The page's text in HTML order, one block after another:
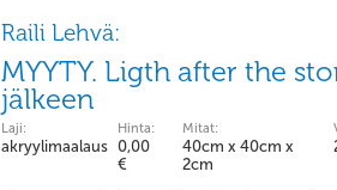
Raili Lehvä:
MYYTY. Ligth after the
jälkeen
Laji:
akryylimaalaus
Hinta:
0,00
€
Mitat:
40cm x 40cm x
2cm